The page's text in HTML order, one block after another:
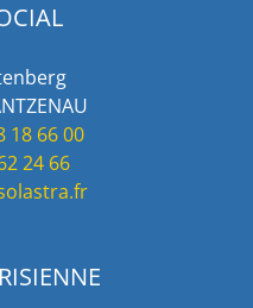
18 66 00
24 66